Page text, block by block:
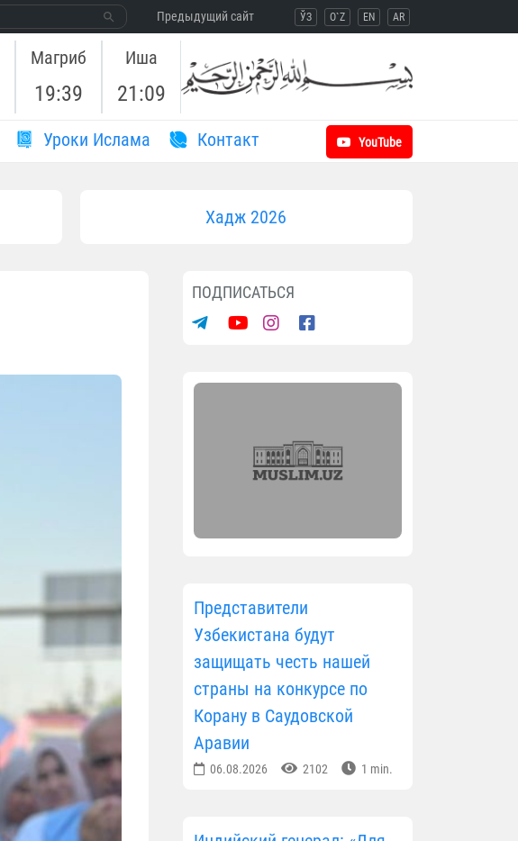
Предыдущий сайт ЎЗ O`Z EN AR
Магриб
19:39
Иша
21:09
Уроки Ислама Контакт YouTube
Хадж 2026
ПОДПИСАТЬСЯ
Представители
Узбекистана будут
защищать честь нашей
страны на конкурсе по
Корану в Саудовской
Аравии
06.08.2026 2102 1 min.